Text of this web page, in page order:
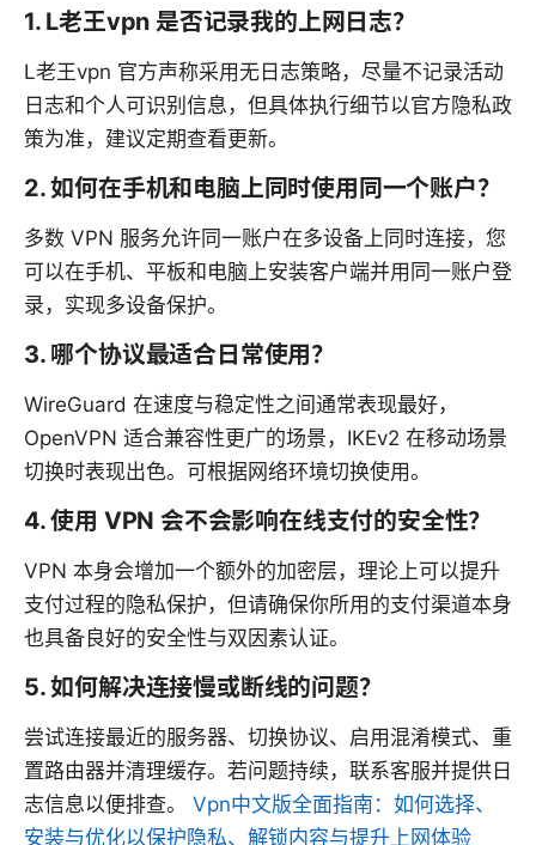
1. L老王vpn 是否记录我的上网日志？
L老王vpn 官方声称采用无日志策略，尽量不记录活动
日志和个人可识别信息，但具体执行细节以官方隐私政
策为准，建议定期查看更新。
2. 如何在手机和电脑上同时使用同一个账户？
多数 VPN 服务允许同一账户在多设备上同时连接，您
可以在手机、平板和电脑上安装客户端并用同一账户登
录，实现多设备保护。
3. 哪个协议最适合日常使用？
WireGuard 在速度与稳定性之间通常表现最好，
OpenVPN 适合兼容性更广的场景，IKEv2 在移动场景
切换时表现出色。可根据网络环境切换使用。
4. 使用 VPN 会不会影响在线支付的安全性？
VPN 本身会增加一个额外的加密层，理论上可以提升
支付过程的隐私保护，但请确保你所用的支付渠道本身
也具备良好的安全性与双因素认证。
5. 如何解决连接慢或断线的问题？
尝试连接最近的服务器、切换协议、启用混淆模式、重
置路由器并清理缓存。若问题持续，联系客服并提供日
志信息以便排查。 Vpn中文版全面指南：如何选择、
安装与优化以保护隐私、解锁内容与提升上网体验